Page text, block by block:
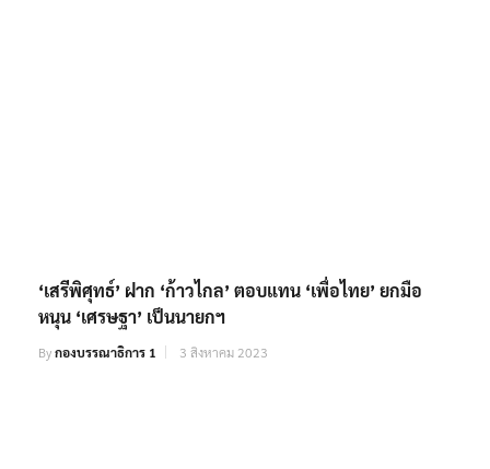
‘เสรีพิศุทธ์’ ฝาก ‘ก้าวไกล’ ตอบแทน ‘เพื่อไทย’ ยกมือ
หนุน ‘เศรษฐา’ เป็นนายกฯ
Byกองบรรณาธิการ 1 3 สิงหาคม 2023